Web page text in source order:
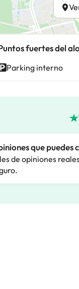
fuertes del
Parking interno
que puedes
de opiniones